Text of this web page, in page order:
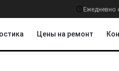
Ежедневно
Цены на ремонт